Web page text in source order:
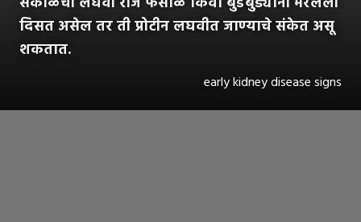
दिसत असेल तर ती प्रोटीन लघवीत जाण्याचे संकेत असू
शकतात.
early kidney disease signs